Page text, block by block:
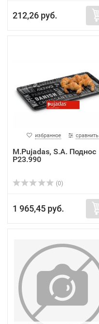
212,26 руб.
избранное сравнить
M.Pujadas, S.A. Поднос
P23.990
(0)
1 965,45 руб.